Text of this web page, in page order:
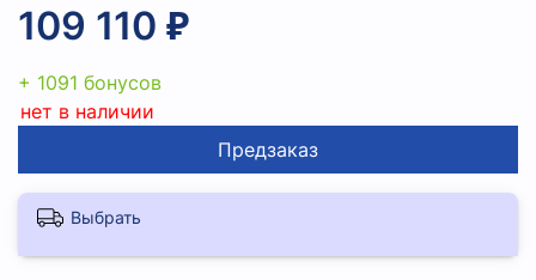
109 110 ₽
+ 1091 бонусов
нет в наличии
Предзаказ
Выбрать